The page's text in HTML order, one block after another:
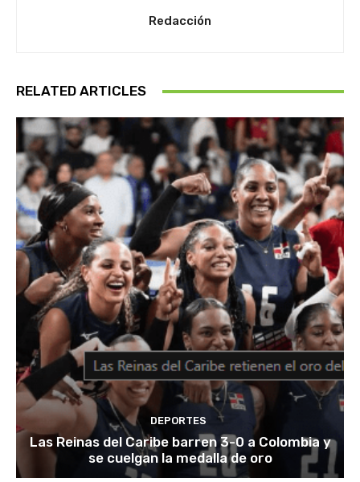
Redacción
RELATED ARTICLES
DEPORTES
Las Reinas del Caribe barren 3-0 a Colombia y
se cuelgan la medalla de oro